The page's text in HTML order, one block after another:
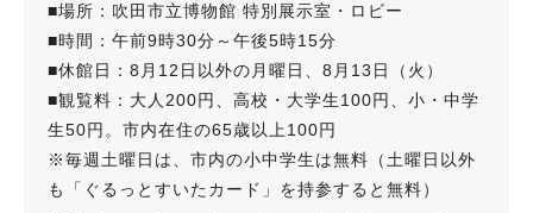
■場所：吹田市立博物館 特別展示室・ロビー
■時間：午前9時30分～午後5時15分
■休館日：8月12日以外の月曜日、8月13日（火）
■観覧料：大人200円、高校・大学生100円、小・中学
生50円。市内在住の65歳以上100円
※毎週土曜日は、市内の小中学生は無料（土曜日以外
も「ぐるっとすいたカード」を持参すると無料）